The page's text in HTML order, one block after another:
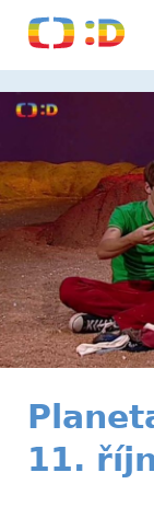
11.